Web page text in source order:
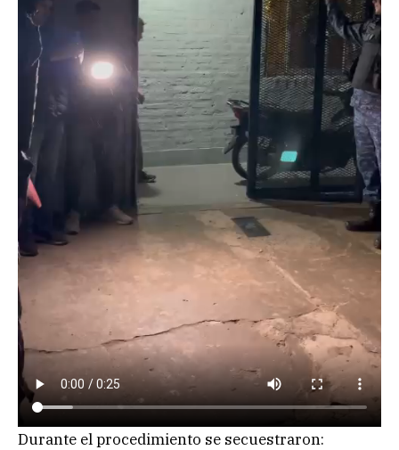
Durante el procedimiento se secuestraron: